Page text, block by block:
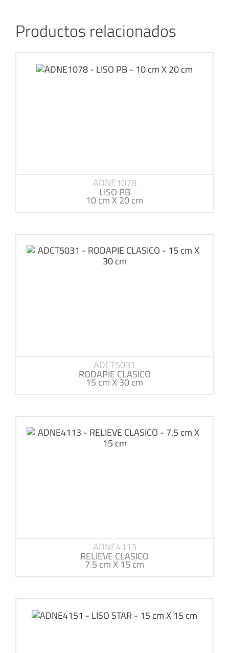
Productos relacionados
ADNE1078
LISO PB
10 cm X 20 cm
ADCT5031
RODAPIE CLASICO
15 cm X 30 cm
ADNE4113
RELIEVE CLASICO
7.5 cm X 15 cm